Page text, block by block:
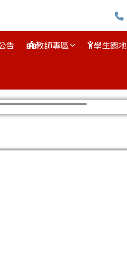
告 教師專區 學生園地